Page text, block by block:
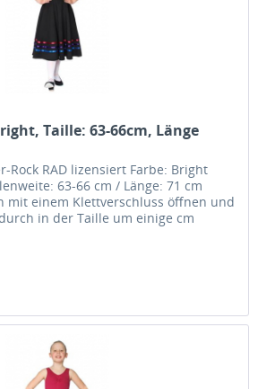
Taille: 63-66cm, Länge
Rock RAD lizensiert Farbe: Bright
63-66 cm / Länge: 71 cm
mit einem Klettverschluss öffnen und
in der Taille um einige cm